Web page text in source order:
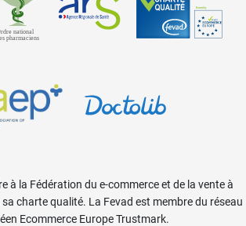
à la Fédération du e-commerce et de la vente à
charte qualité. La Fevad est membre du réseau
Ecommerce Europe Trustmark.